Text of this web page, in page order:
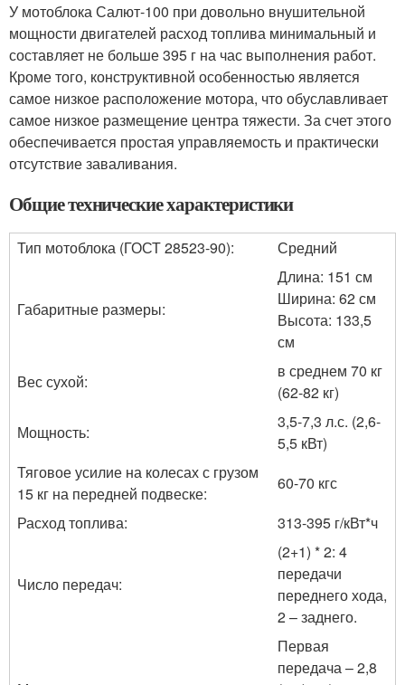
У мотоблока Салют-100 при довольно внушительной
мощности двигателей расход топлива минимальный и
составляет не больше 395 г на час выполнения работ.
Кроме того, конструктивной особенностью является
самое низкое расположение мотора, что обуславливает
самое низкое размещение центра тяжести. За счет этого
обеспечивается простая управляемость и практически
отсутствие заваливания.
Общие технические характеристики
Тип мотоблока (ГОСТ 28523-90): Средний
Габаритные размеры:
Длина: 151 см
Ширина: 62 см
Высота: 133,5
см
Вес сухой:
в среднем 70 кг
(62-82 кг)
Мощность:
3,5-7,3 л.с. (2,6-
5,5 кВт)
Тяговое усилие на колесах с грузом
15 кг на передней подвеске:
60-70 кгс
Расход топлива:
313-395 г/кВт*ч
Число передач:
(2+1) * 2: 4
передачи
переднего хода,
2 – заднего.
Первая
передача – 2,8